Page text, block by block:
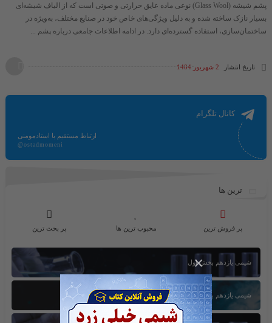
×
پشم شیشه (Glass Wool) نوعی ماده عایق حرارتی و صوتی است که از الیاف شیشه‌ای
بسیار نازک ساخته شده و به دلیل ویژگی‌های خاص خود در صنایع مختلف، به‌ویژه در
ساختمان‌سازی، استفاده گسترده‌ای دارد. در ادامه اطلاعات جامعی درباره پشم ...
تاریخ انتشار 2 شهریور 1404
کانال تلگرام
ارتباط مستقیم با استادمومنی
@ostadmomeni
ترین ها
پر فروش ترین محبوب ترین ها پر بحث ترین
شیمی یازدهم بخش اول
شیمی یازدهم بخش سوم